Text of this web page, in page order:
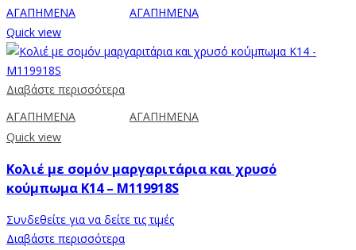
ΑΓΑΠΗΜΕΝΑ
ΑΓΑΠΗΜΕΝΑ
Quick view
Διαβάστε περισσότερα
ΑΓΑΠΗΜΕΝΑ
ΑΓΑΠΗΜΕΝΑ
Quick view
Κολιέ με σομόν μαργαριτάρια και χρυσό
κούμπωμα Κ14 – M119918S
Συνδεθείτε για να δείτε τις τιμές
Διαβάστε περισσότερα